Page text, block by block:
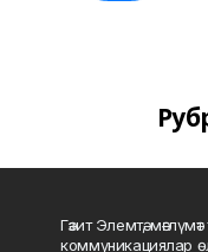
Гәзит Элемтә,
коммуникациялар